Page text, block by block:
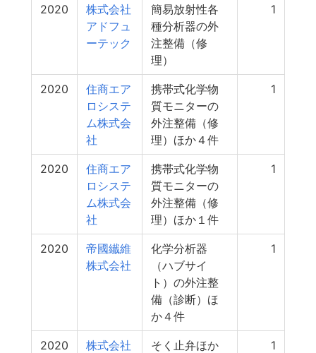
2020
株式会社
アドフュ
ーテック
簡易放射性各
種分析器の外
注整備（修
理）
1
2020
住商エア
ロシステ
ム株式会
社
携帯式化学物
質モニターの
外注整備（修
理）ほか４件
1
2020
住商エア
ロシステ
ム株式会
社
携帯式化学物
質モニターの
外注整備（修
理）ほか１件
1
2020
帝國纎維
株式会社
化学分析器
（ハブサイ
ト）の外注整
備（診断）ほ
か４件
1
2020
株式会社
そく止弁ほか
1